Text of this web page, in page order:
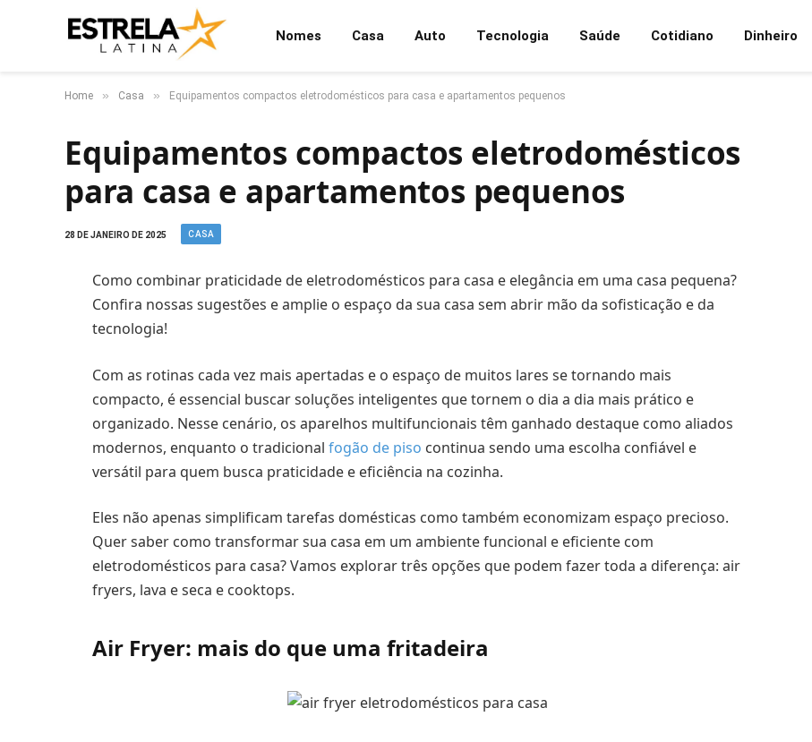
Nomes Casa Auto Tecnologia Saúde Cotidiano Dinheiro
Home » Casa » Equipamentos compactos eletrodomésticos para casa e apartamentos pequenos
Equipamentos compactos eletrodomésticos
para casa e apartamentos pequenos
28 DE JANEIRO DE 2025 CASA
Como combinar praticidade de eletrodomésticos para casa e elegância em uma casa pequena?
Confira nossas sugestões e amplie o espaço da sua casa sem abrir mão da sofisticação e da
tecnologia!
Com as rotinas cada vez mais apertadas e o espaço de muitos lares se tornando mais
compacto, é essencial buscar soluções inteligentes que tornem o dia a dia mais prático e
organizado. Nesse cenário, os aparelhos multifuncionais têm ganhado destaque como aliados
modernos, enquanto o tradicional fogão de piso continua sendo uma escolha confiável e
versátil para quem busca praticidade e eficiência na cozinha.
Eles não apenas simplificam tarefas domésticas como também economizam espaço precioso.
Quer saber como transformar sua casa em um ambiente funcional e eficiente com
eletrodomésticos para casa? Vamos explorar três opções que podem fazer toda a diferença: air
fryers, lava e seca e cooktops.
Air Fryer: mais do que uma fritadeira